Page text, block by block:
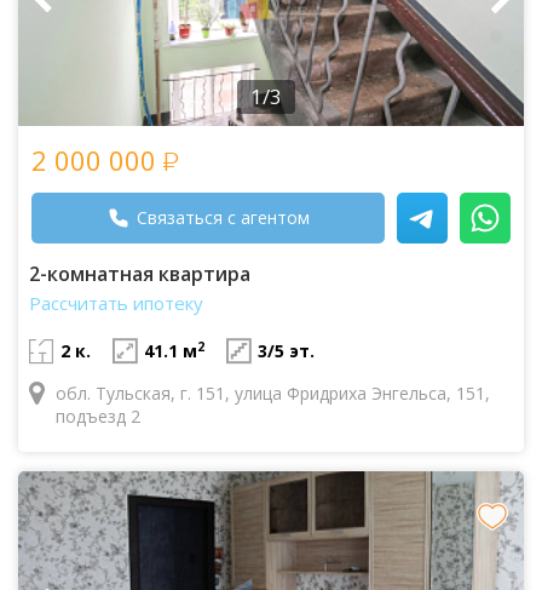
1/3
2 000 000
Связаться с агентом
2-комнатная квартира
Рассчитать ипотеку
2 к. 41.1 м2
3/5 эт.
обл. Тульская, г. 151, улица Фридриха Энгельса, 151,
подъезд 2